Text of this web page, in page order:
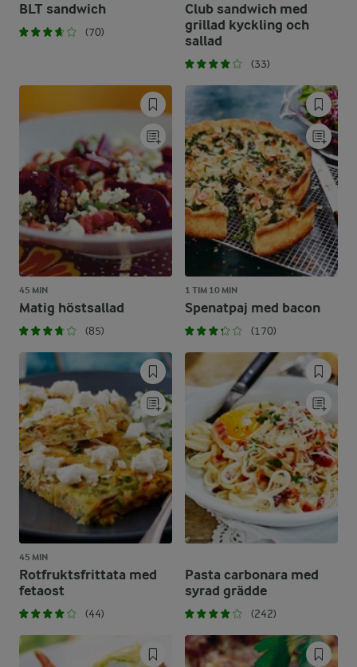
BLT sandwich
(70)
Club sandwich med
grillad kyckling och
sallad
(33)
45 MIN
Matig höstsallad
(85)
1 TIM 10 MIN
Spenatpaj med bacon
(170)
45 MIN
Rotfruktsfrittata med
fetaost
(44)
Pasta carbonara med
syrad grädde
(242)